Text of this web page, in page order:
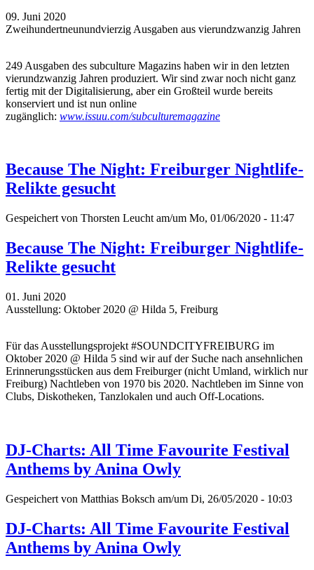
09. Juni 2020
Zweihundertneunundvierzig Ausgaben aus vierundzwanzig Jahren
249 Ausgaben des subculture Magazins haben wir in den letzten
vierundzwanzig Jahren produziert. Wir sind zwar noch nicht ganz
fertig mit der Digitalisierung, aber ein Großteil wurde bereits
konserviert und ist nun online
zugänglich: www.issuu.com/subculturemagazine
Because The Night: Freiburger Nightlife-
Relikte gesucht
Gespeichert von Thorsten Leucht am/um Mo, 01/06/2020 - 11:47
Because The Night: Freiburger Nightlife-
Relikte gesucht
01. Juni 2020
Ausstellung: Oktober 2020 @ Hilda 5, Freiburg
Für das Ausstellungsprojekt #SOUNDCITYFREIBURG im
Oktober 2020 @ Hilda 5 sind wir auf der Suche nach ansehnlichen
Erinnerungsstücken aus dem Freiburger (nicht Umland, wirklich nur
Freiburg) Nachtleben von 1970 bis 2020. Nachtleben im Sinne von
Clubs, Diskotheken, Tanzlokalen und auch Off-Locations.
DJ-Charts: All Time Favourite Festival
Anthems by Anina Owly
Gespeichert von Matthias Boksch am/um Di, 26/05/2020 - 10:03
DJ-Charts: All Time Favourite Festival
Anthems by Anina Owly